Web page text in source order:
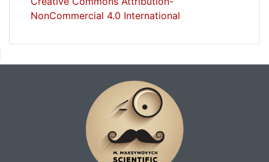
NonCommercial 4.0 International